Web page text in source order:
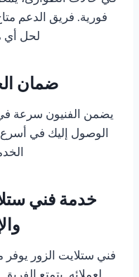
لحل أي
ضمان
يضمن الفنيون سرعة في
الوصول إليك في
خدمة فني
فني ستلايت الزور